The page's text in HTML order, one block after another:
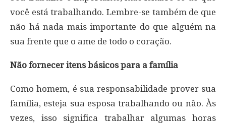
você está trabalhando. Lembre-se também de que
não há nada mais importante do que alguém na
sua frente que o ame de todo o coração.
Não fornecer itens básicos para a família
Como homem, é sua responsabilidade prover sua
família, esteja sua esposa trabalhando ou não. Às
vezes, isso significa trabalhar algumas horas